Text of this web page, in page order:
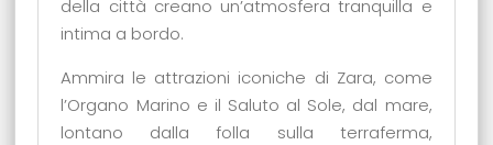
della città creano un’atmosfera tranquilla e
intima a bordo.
Ammira le attrazioni iconiche di Zara, come
l’Organo Marino e il Saluto al Sole, dal mare,
lontano dalla folla sulla terraferma,